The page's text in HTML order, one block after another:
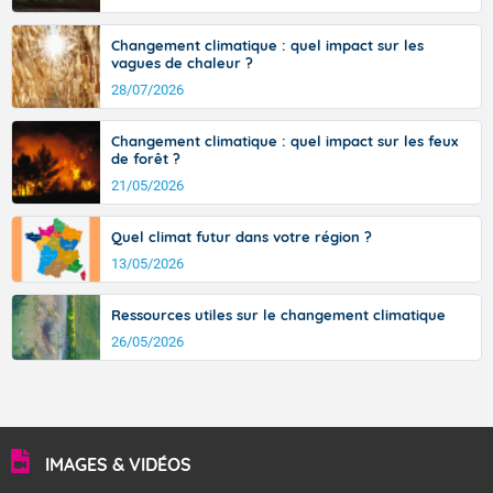
Changement climatique : quel impact sur les
vagues de chaleur ?
28/07/2026
Changement climatique : quel impact sur les feux
de forêt ?
21/05/2026
Quel climat futur dans votre région ?
13/05/2026
Ressources utiles sur le changement climatique
26/05/2026
IMAGES & VIDÉOS